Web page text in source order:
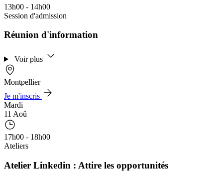
13h00 - 14h00
Session d'admission
Réunion d'information
Voir plus
Montpellier
Je m'inscris
Mardi
11 Aoû
17h00 - 18h00
Ateliers
Atelier Linkedin : Attire les opportunités